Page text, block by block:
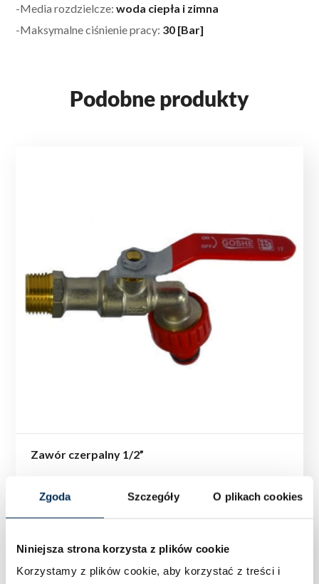
Zgoda Szczegóły O plikach cookies
Niniejsza strona korzysta z plików cookie
Korzystamy z plików cookie, aby korzystać z treści i
-Media rozdzielcze:woda ciepła i zimna
-Maksymalne ciśnienie pracy: 30 [Bar]
Podobne produkty
Zawór czerpalny 1/2”